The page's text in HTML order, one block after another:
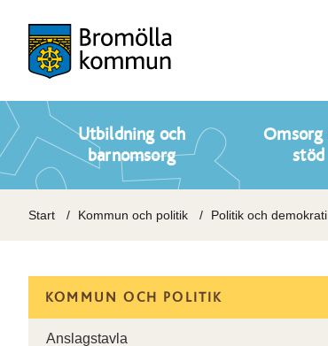
Utbildning och
barnomsorg
Omsorg
stöd
Start Kommun och politik Politik och demokrati
KOMMUN OCH POLITIK
Anslagstavla